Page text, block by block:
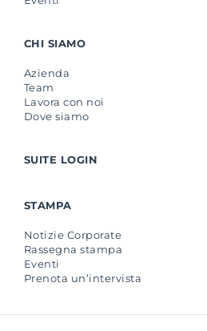
CHI SIAMO
Azienda
Team
Lavora con noi
Dove siamo
SUITE LOGIN
STAMPA
Notizie Corporate
Rassegna stampa
Eventi
Prenota un’intervista